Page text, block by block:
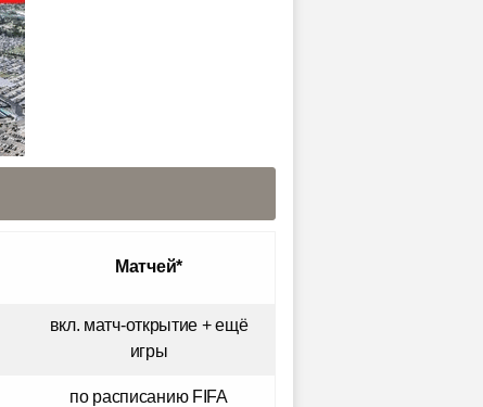
Матчей*
вкл. матч-открытие + ещё
игры
по расписанию FIFA